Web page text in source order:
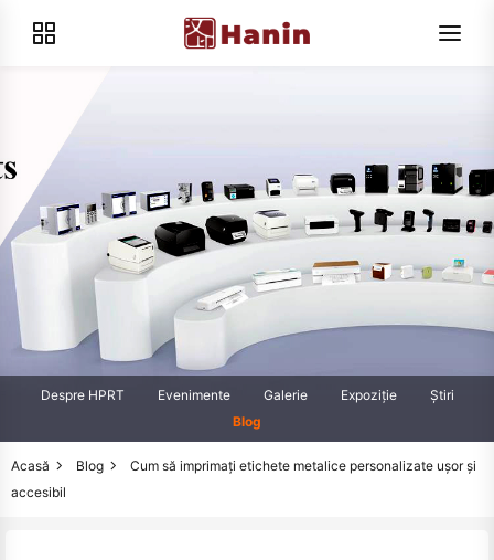
Despre HPRT Evenimente Galerie Expoziţie
Știri
Blog
Acasă Blog
Cum să imprimați etichete metalice personalizate ușor și
accesibil